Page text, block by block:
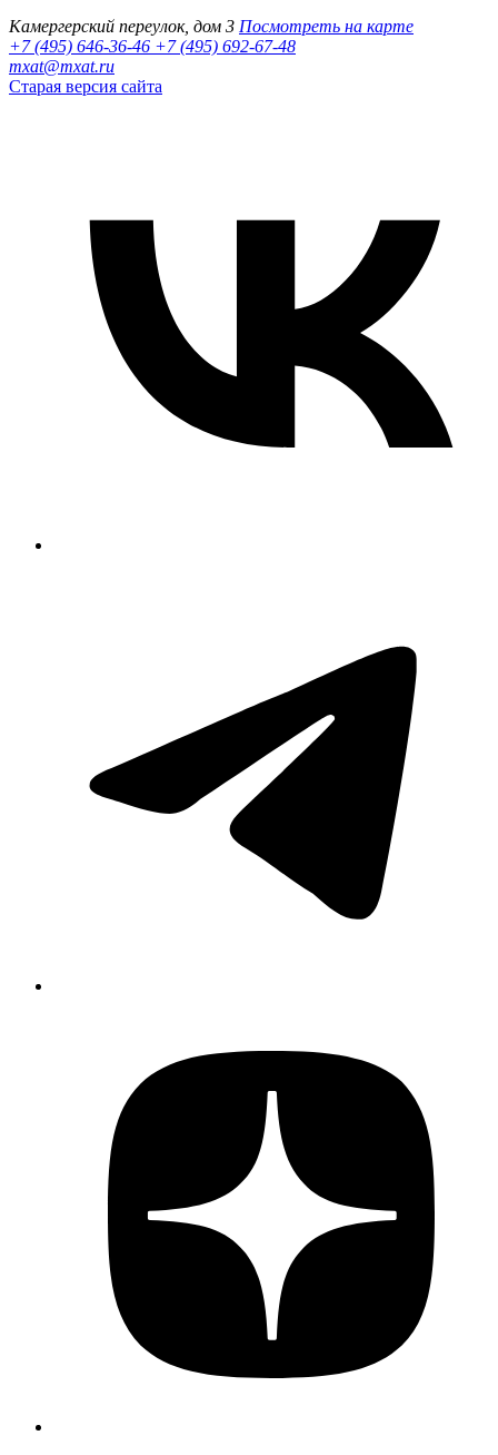
Камергерский переулок, дом 3 Посмотреть на карте
+7 (495) 646-36-46 +7 (495) 692-67-48‬
mxat@mxat.ru
Старая версия сайта